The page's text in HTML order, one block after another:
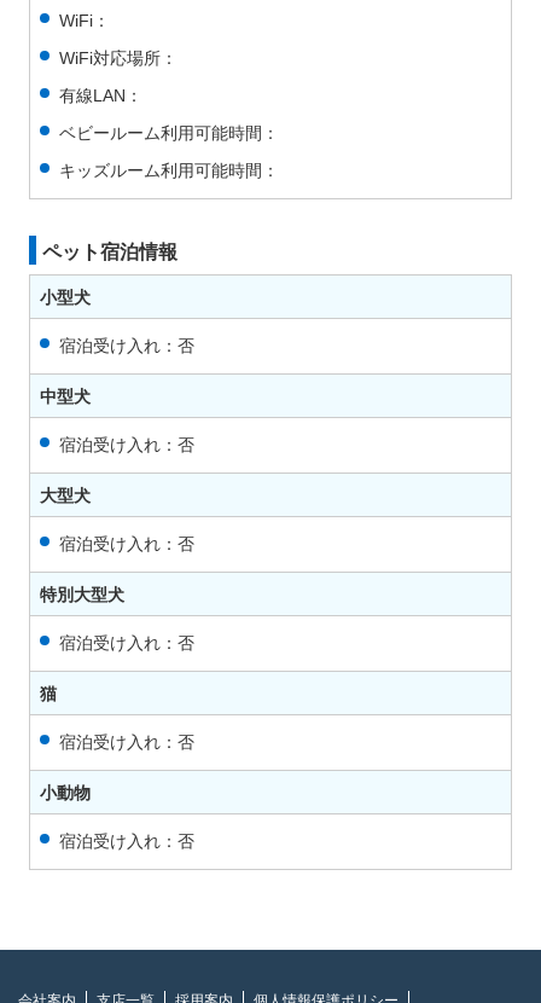
WiFi：
WiFi対応場所：
有線LAN：
ベビールーム利用可能時間：
キッズルーム利用可能時間：
ペット宿泊情報
小型犬
宿泊受け入れ：否
中型犬
宿泊受け入れ：否
大型犬
宿泊受け入れ：否
特別大型犬
宿泊受け入れ：否
猫
宿泊受け入れ：否
小動物
宿泊受け入れ：否